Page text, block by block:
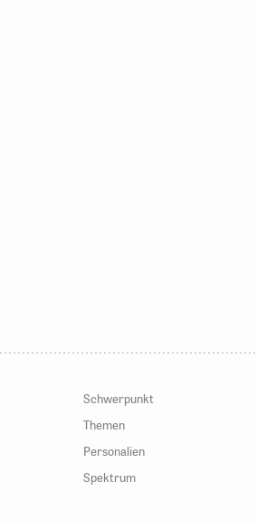
Schwerpunkt
Themen
Personalien
Spektrum